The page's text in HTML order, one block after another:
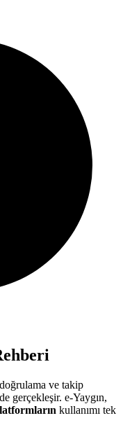
ve takip
gerçekleşir. e-Yaygın,
kullanımı tek